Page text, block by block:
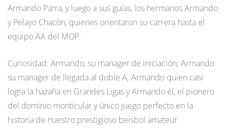
Armando Parra, y luego a sus guías, los hermanos Armando
y Pelayo Chacón, quienes orientaron su carrera hasta el
equipo AA del MOP.
Curiosidad: Armando, su manager de iniciación; Armando
su manager de llegada al doble A; Armando quien casi
logra la hazaña en Grandes Ligas y Armando él, el pionero
del dominio monticular y único juego perfecto en la
historia de nuestro prestigioso beisbol amateur.